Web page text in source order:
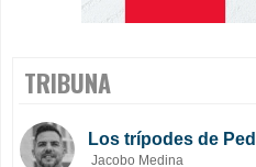
TRIBUNA
Los trípodes de
Jacobo Medina